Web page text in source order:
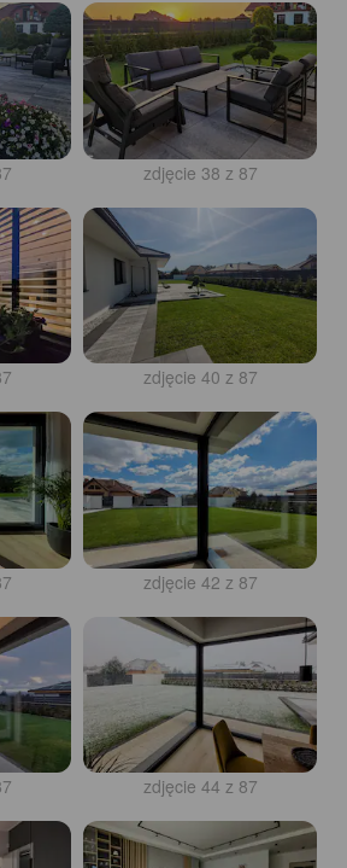
zdjęcie 38 z 87
zdjęcie 40 z 87
zdjęcie 42 z 87
zdjęcie 44 z 87